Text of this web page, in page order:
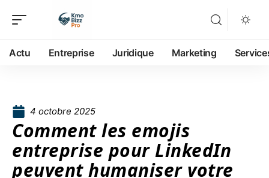
Actu Entreprise Juridique Marketing
4 octobre 2025
Comment les emojis
entreprise pour LinkedIn
peuvent humaniser votre